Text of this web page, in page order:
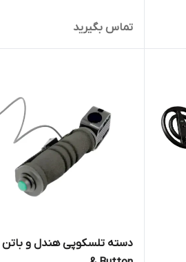
تماس بگیرید